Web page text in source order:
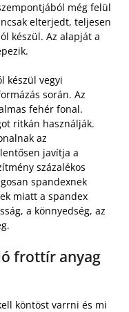
még felül
elterjedt, teljesen
készül. Az alapját a
készül vegyi
során. Az
fehér fonal.
ritkán használják.
az
javítja a
százalékos
spandexnek
miatt a spandex
a könnyedség, az
frottír anyag
köntöst varrni és mi